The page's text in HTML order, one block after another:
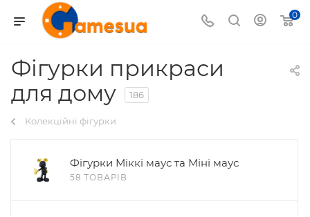
0
Фігурки прикраси
для дому
186
Колекційні фігурки
Фігурки Міккі маус та Міні маус
58 ТОВАРІВ